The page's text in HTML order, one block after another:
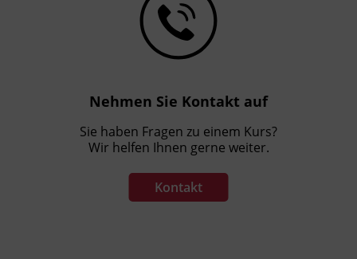
Nehmen Sie Kontakt auf
Sie haben Fragen zu einem Kurs?
Wir helfen Ihnen gerne weiter.
Kontakt